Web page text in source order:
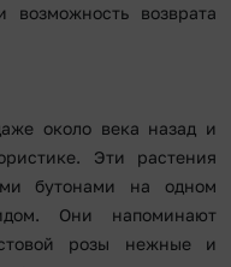
возможность возврата
около века назад и
Эти растения
бутонами на одном
Они напоминают
розы нежные и